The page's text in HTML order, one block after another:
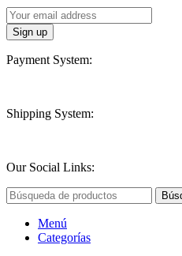
Payment System:
Shipping System:
Our Social Links:
Menú
Categorías